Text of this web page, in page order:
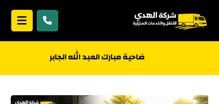
ضاحية مبارك العبد الله الجابر